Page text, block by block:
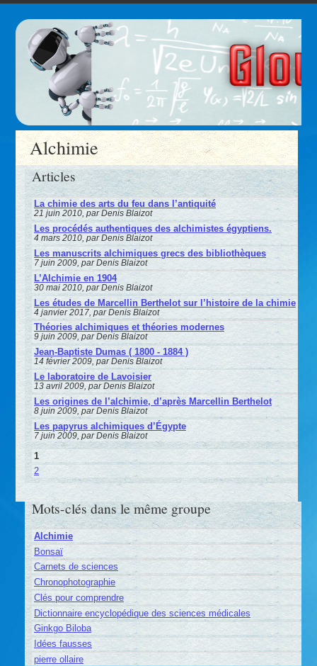
Alchimie
Articles
La chimie des arts du feu dans l’antiquité
21 juin 2010, par Denis Blaizot
Les procédés authentiques des alchimistes égyptiens.
4 mars 2010, par Denis Blaizot
Les manuscrits alchimiques grecs des bibliothèques
7 juin 2009, par Denis Blaizot
L’Alchimie en 1904
30 mai 2010, par Denis Blaizot
Les études de Marcellin Berthelot sur l’histoire de la chimie
4 janvier 2017, par Denis Blaizot
Théories alchimiques et théories modernes
9 juin 2009, par Denis Blaizot
Jean-Baptiste Dumas ( 1800 - 1884 )
14 février 2009, par Denis Blaizot
Le laboratoire de Lavoisier
13 avril 2009, par Denis Blaizot
Les origines de l’alchimie, d’après Marcellin Berthelot
8 juin 2009, par Denis Blaizot
Les papyrus alchimiques d’Égypte
7 juin 2009, par Denis Blaizot
1
2
Mots-clés dans le même groupe
Alchimie
Bonsaï
Carnets de sciences
Chronophotographie
Clés pour comprendre
Dictionnaire encyclopédique des sciences médicales
Ginkgo Biloba
Idées fausses
pierre ollaire